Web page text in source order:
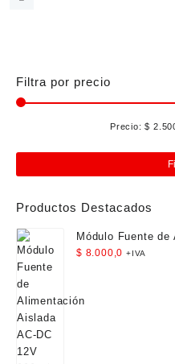
Filtra por precio
Precio:$
Productos Destacados
Módulo Fuente de
12V 300mA 3.5W
$ 8.000,0 +IVA